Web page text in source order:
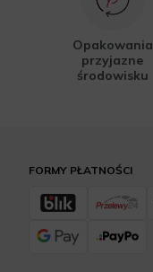
Opakowania
przyjazne
środowisku
FORMY PŁATNOŚCI